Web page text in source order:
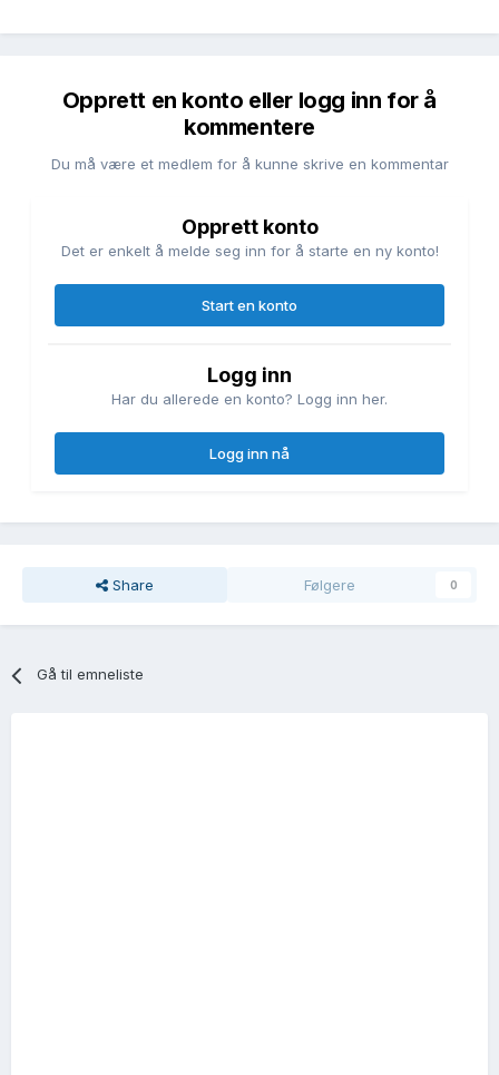
Opprett en konto eller logg inn for å
kommentere
Du må være et medlem for å kunne skrive en kommentar
Opprett konto
Det er enkelt å melde seg inn for å starte en ny konto!
Start en konto
Logg inn
Har du allerede en konto? Logg inn her.
Logg inn nå
Share Følgere 0
Gå til emneliste